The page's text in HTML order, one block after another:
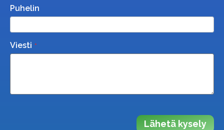
Puhelin
Viesti
Lähetä kysely